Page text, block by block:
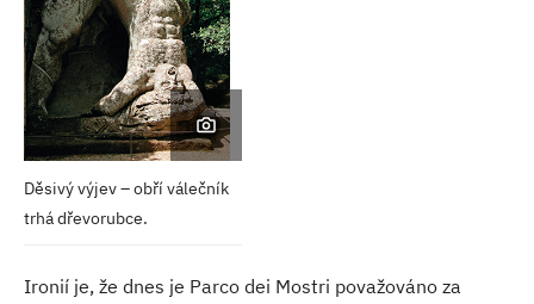
Děsivý výjev – obří válečník
trhá dřevorubce.
Ironií je, že dnes je Parco dei Mostri považováno za